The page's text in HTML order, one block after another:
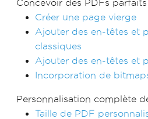
Concevoir des PDFs parfaits
Créer une page vierge
Ajouter des en-têtes et
classiques
Ajouter des en-têtes et
Incorporation de
Personnalisation complète
Taille de PDF